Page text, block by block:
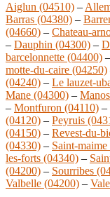
Aiglun (04510) –
Barras (04380) –
(04660) – Chateau-
– Dauphin (04300) –
barcelonnette (04400) –
motte-du-caire (04250)
(04240) – Le lauzet-
Mane (04300) –
– Montfuron (04110) –
(04120) – Peyruis
(04150) – Revest-du-
(04330) – Saint-
les-forts (04340) –
(04200) – Sourribes
Valbelle (04200) –